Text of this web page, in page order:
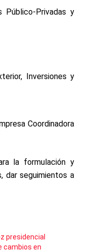
Público-Privadas y
Inversiones y
Coordinadora
la formulación y
dar seguimientos a
presidencial
cambios en